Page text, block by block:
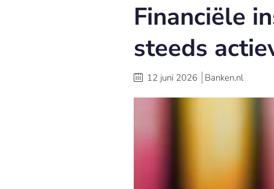
Financiële
steeds
12 juni 2026 Banken.nl